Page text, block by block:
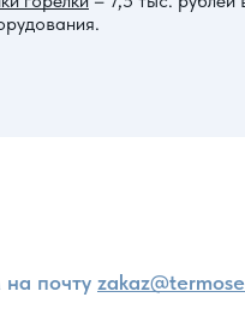
почту